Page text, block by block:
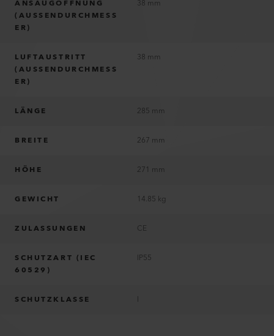
ANSAUGÖFFNUNG
(AUSSENDURCHMESS
ER)
38 mm
LUFTAUSTRITT
(AUSSENDURCHMESS
ER)
38 mm
LÄNGE 285 mm
BREITE 267 mm
HÖHE 271 mm
GEWICHT 14.85 kg
ZULASSUNGEN CE
SCHUTZART (IEC
60529)
IP55
SCHUTZKLASSE I